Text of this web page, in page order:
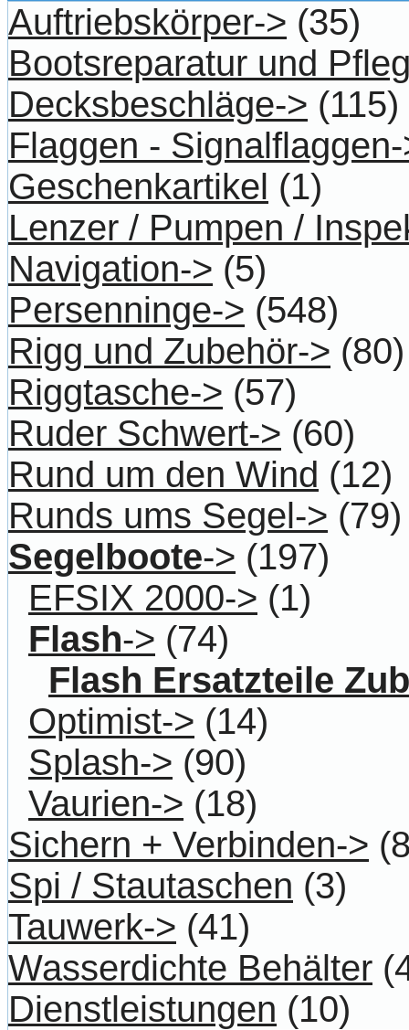
Auftriebskörper-> (35)
Bootsreparatur und
Decksbeschläge-> (115)
Flaggen -
Geschenkartikel (1)
Lenzer / Pumpen /
Navigation-> (5)
Persenninge-> (548)
Rigg und Zubehör-> (80)
Riggtasche-> (57)
Ruder Schwert-> (60)
Rund um den Wind (12)
Runds ums Segel-> (79)
Segelboote-> (197)
EFSIX 2000-> (1)
Flash-> (74)
Flash Ersatzteile
Optimist-> (14)
Splash-> (90)
Vaurien-> (18)
Sichern + Verbinden->
Spi / Stautaschen (3)
Tauwerk-> (41)
Wasserdichte Behälter
Dienstleistungen (10)